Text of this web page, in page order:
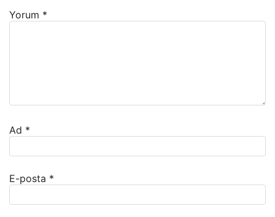
Yorum *
Ad *
E-posta *